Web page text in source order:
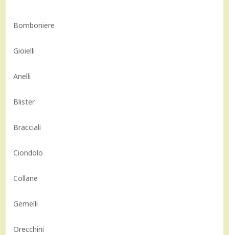
Bomboniere
Gioielli
Anelli
Blister
Bracciali
Ciondolo
Collane
Gemelli
Orecchini